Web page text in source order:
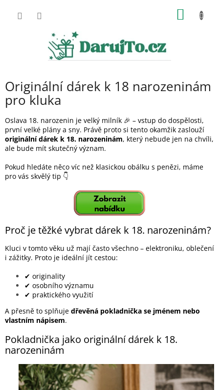
Originální dárek k 18 narozeninám
pro kluka
Oslava 18. narozenin je velký milník 🎉 – vstup do dospělosti,
první velké plány a sny. Právě proto si tento okamžik zaslouží
originální dárek k 18. narozeninám, který nebude jen na chvíli,
ale bude mít skutečný význam.
Pokud hledáte něco víc než klasickou obálku s penězi, máme
pro vás skvělý tip 👇
Proč je těžké vybrat dárek k 18. narozeninám?
Kluci v tomto věku už mají často všechno – elektroniku, oblečení
i zážitky. Proto je ideální jít cestou:
✔ originality
✔ osobního významu
✔ praktického využití
A přesně to splňuje dřevěná pokladnička se jménem nebo
vlastním nápisem.
Pokladnička jako originální dárek k 18.
narozeninám